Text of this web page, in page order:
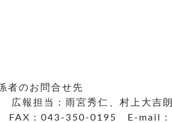
者のお問合せ先
広報担当：雨宮秀仁、村上大吉朗
FAX：043-350-0195 E-mail：